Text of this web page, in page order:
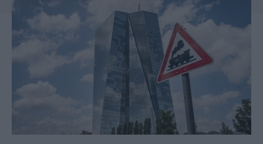
ΤΕΧΝΟΛΟΓΙΑ
ΖΩΔΙΑ